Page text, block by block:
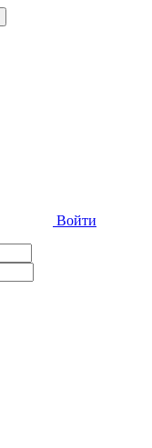
Войти